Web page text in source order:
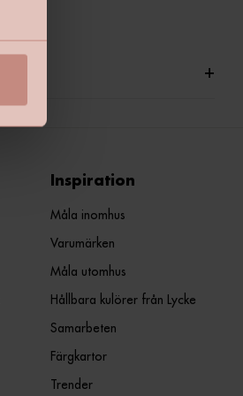
+
Inspiration
Måla inomhus
Varumärken
Måla utomhus
Hållbara kulörer från Lycke
Samarbeten
Färgkartor
Trender